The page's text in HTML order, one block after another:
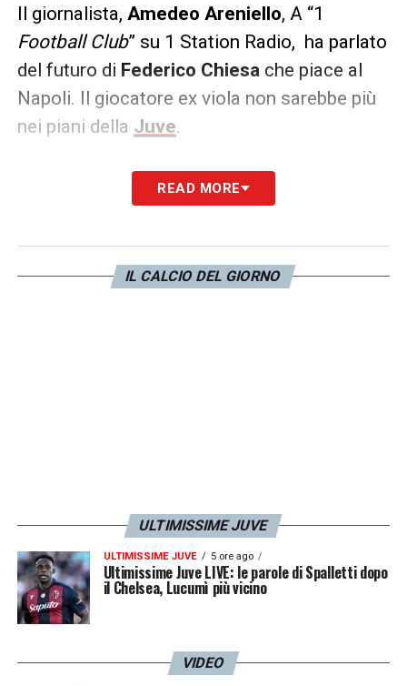
Il giornalista, Amedeo Areniello, A “1
Football Club” su 1 Station Radio, ha parlato
del futuro di Federico Chiesa che piace al
Napoli. Il giocatore ex viola non sarebbe più
nei piani della Juve.
– «Il Napoli è avanti a tutti,
nonostante un rialzo delle quotazioni della
modulo: nella Juve, infatti, col 352 non è
LA PLAYLIST DELLE NOSTRE TOP NEWS
READ MORE
IL CALCIO DEL GIORNO
ULTIMISSIME JUVE
ULTIMISSIME JUVE 5 ore ago
Ultimissime Juve LIVE: le parole di Spalletti dopo
il Chelsea, Lucumì più vicino
VIDEO